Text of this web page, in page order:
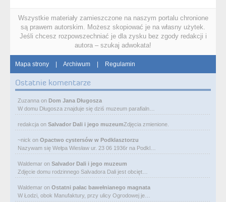
Wszystkie materiały zamieszczone na naszym portalu chronione
są prawem autorskim. Możesz skopiować je na własny użytek.
Jeśli chcesz rozpowszechniać je dla zysku bez zgody redakcji i
autora – szukaj adwokata!
Mapa strony | Archiwum | Regulamin
Ostatnie komentarze
Zuzanna on Dom Jana Długosza
W domu Długosza znajduje się dziś muzeum parafialn…
redakcja on Salvador Dali i jego muzeumZdjęcia zmienione.
~nick on Opactwo cystersów w Podklasztorzu
Nazywam się Wełpa Wiesław ur. 23 06 1936r na Podkl…
Waldemar on Salvador Dali i jego muzeum
Zdjęcie domu rodzinnego Salvadora Dali jest obcięt…
Waldemar on Ostatni pałac bawełnianego magnata
W Łodzi, obok Manufaktury, przy ulicy Ogrodowej je…